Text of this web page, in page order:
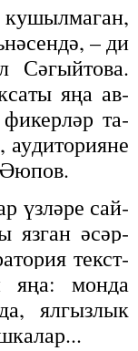
– ди
Сә­гый­то­ва.
яңа ав­
та­
ау­ди­то­ри­я­не
Әю­пов.
үз­лә­ре сай­
яз­ган әсәр­
текст­
яңа: мон­да
ял­гыз­лык